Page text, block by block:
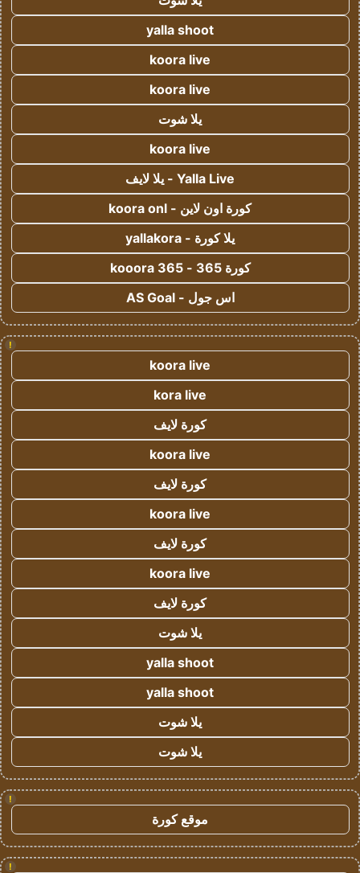
yalla shoot
koora live
koora live
يلا شوت
koora live
Yalla Live - يلا لايف
كورة اون لاين - koora onl
يلا كورة - yallakora
كورة 365 - kooora 365
اس جول - AS Goal
!
koora live
kora live
كورة لايف
koora live
كورة لايف
koora live
كورة لايف
koora live
كورة لايف
يلا شوت
yalla shoot
yalla shoot
يلا شوت
يلا شوت
!
موقع كورة
!